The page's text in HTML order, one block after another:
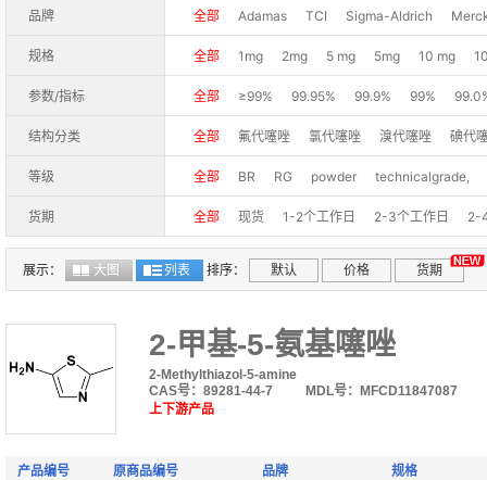
品牌 全部 Adamas TCI Sigma-Aldrich
规格 全部 1mg 2mg 5 mg 5mg 10 mg
0.002g
0.005g 0.01g 0.025g
0.05g
25ml
50g 50GR 100G 100g
100GR
10kg
10KG 10L 25kg 30g 1EA
25
100ML
SAMPLE 瓶
参数/指标 全部 ≥99% 99.95% 99.9% 99%
99%+(HPLC)
99%+(LC-MS) 98%
98.0%(T)
98+% 98%(GC) 98%(HPLC)
98%(LC-MS)
98%+(LC-MS)
98%(GC-MS)
>=97% (TLC); >=98% (titration)
97%(HPLC)
97%(LC-MS)
97%(GC-MS)
97%+(LC-MS)
96%(LC-MS)
96%+(GC-MS)
96%+(LC-MS)
>95%
95%+(HPLC) 95+%
95%+(LC-MS)
94% 90% 90%+
98.01%
1.5-2.0u/mg 68%
10mM in DMSO
结构分类 全部 氟代噻唑 氯代噻唑 溴代噻唑
碘代
1,2,3-噻二唑
等级 全部 BR RG powder technicalgrade,
货期 全部 现货 1-2个工作日 2-3个工作日
2-
10-15个工作日
15-30个工作日
25-30个工
展示：
大图 列表 排序： 默认 价格 货期
2-甲基-5-氨基噻唑
2-Methylthiazol-5-amine
CAS号：89281-44-7
MDL号：MFCD11847087
上下游产品
产品编号 原商品编号 品牌 规格